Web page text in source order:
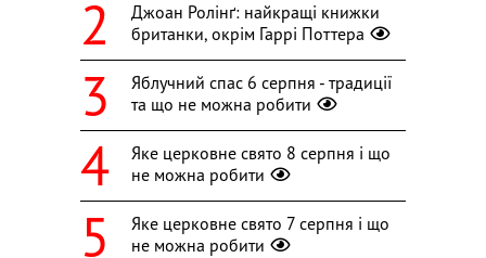
Джоан Ролінґ: найкращі книжки
британки, окрім Гаррі Поттера
Яблучний спас 6 серпня - традиції
та що не можна робити
Яке церковне свято 8 серпня і що
не можна робити
Яке церковне свято 7 серпня і що
не можна робити